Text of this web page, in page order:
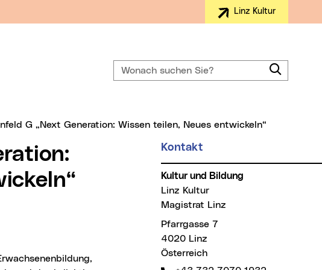
Linz Kultur
Wonach suchen Sie?
G „Next Generation: Wissen teilen, Neues entwickeln“
Kontakt
Kultur und Bildung
Linz Kultur
Magistrat Linz
Pfarrgasse 7
4020 Linz
Österreich